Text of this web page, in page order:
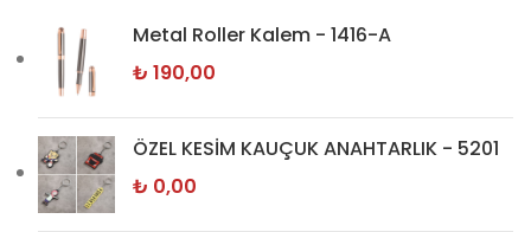
Metal Roller Kalem - 1416-A
₺ 190,00
ÖZEL KESİM KAUÇUK ANAHTARLIK - 5201
₺ 0,00